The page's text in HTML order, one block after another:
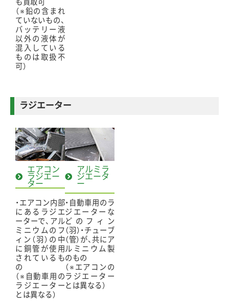
も買取可
（※鉛の含まれ
ていないもの、
バッテリー液
以外の液体が
混入している
ものは取扱不
可）
ラジエーター
エアコン
ラジエー
ター
・エアコン内部
にあるラジエ
ーターで、アル
ミニウムのフ
ィン（羽）の中
に銅管が使用
されているも
の
（※自動車用の
ラジエーター
とは異なる）
アルミラ
ジエータ
ー
・自動車用のラ
ジエーターな
どのフィン
（羽）・チューブ
（管）が、共にア
ルミニウム製
のもの
（※エアコンの
ラジエーター
とは異なる）